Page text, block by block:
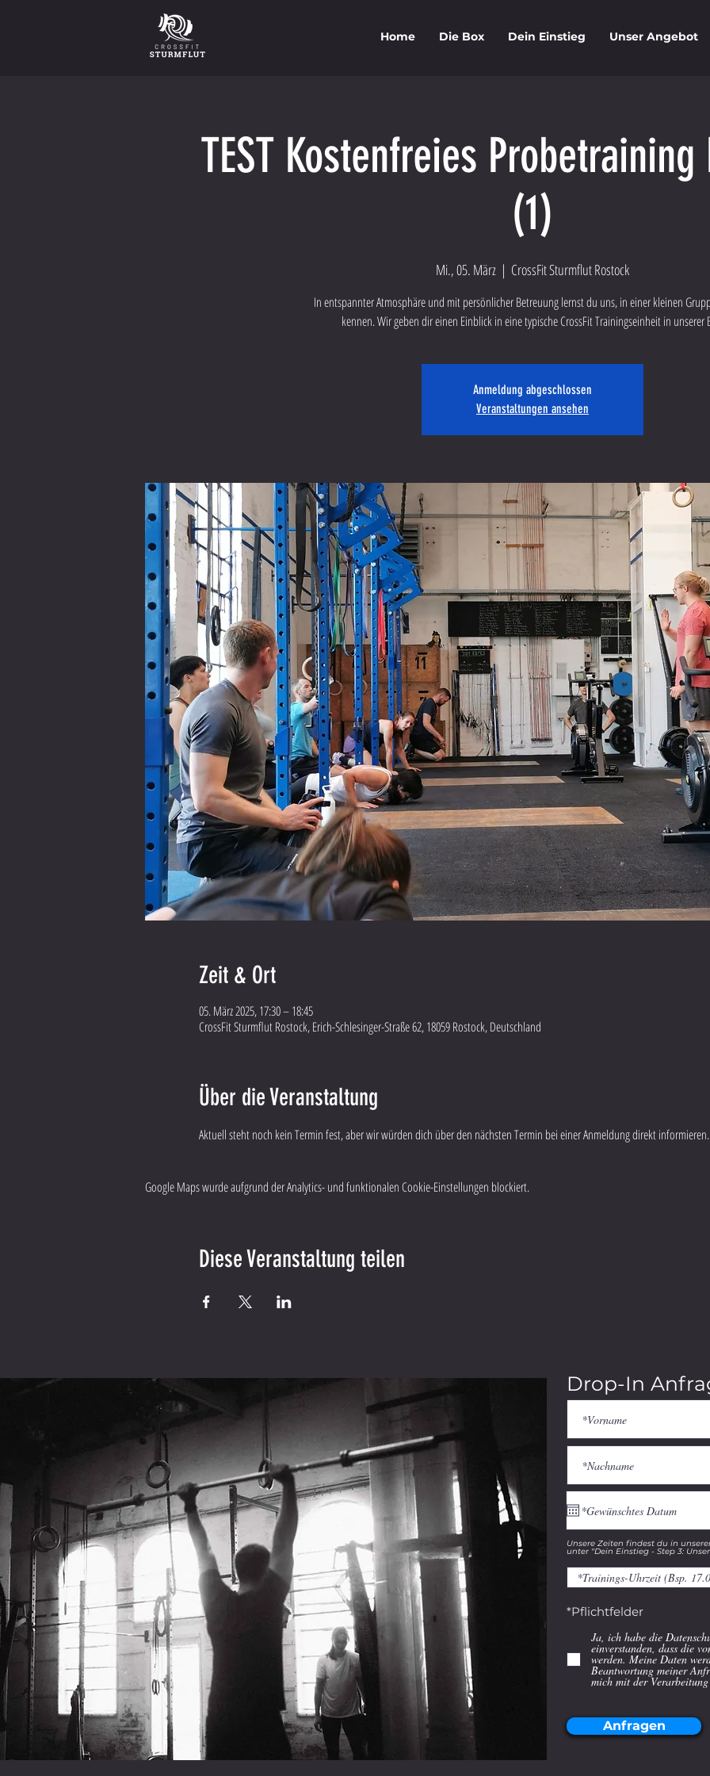
Home Die Box Dein Einstieg Unser Angebot
TEST Kostenfreies
(1)
Mi., 05. März
  |
CrossFit Sturmflut Rostock
In entspannter Atmosphäre und mit persönlicher Betreuung lernst du uns, in einer kleinen
kennen. Wir geben dir einen Einblick in eine typische CrossFit Trainingseinheit in unserer
Anmeldung abgeschlossen
Veranstaltungen ansehen
Zeit & Ort
05. März 2025, 17:30 – 18:45
CrossFit Sturmflut Rostock, Erich-Schlesinger-Straße 62, 18059 Rostock, Deutschland
Über die Veranstaltung
Aktuell steht noch kein Termin fest, aber wir würden dich über den nächsten Termin bei einer Anmeldung direkt informieren.
Google Maps wurde aufgrund der Analytics- und funktionalen Cookie-Einstellungen blockiert.
Diese Veranstaltung teilen
Drop-In
Unsere Zeiten findest du in
unter "Dein Einstieg - Step 3:
*Pflichtfelder
Ja, ich habe die
einverstanden, dass die
werden. Meine Daten
Beantwortung meiner
mich mit der
Anfragen